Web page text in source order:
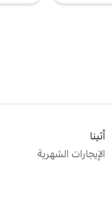
أثينا
الإيجارات الشهرية